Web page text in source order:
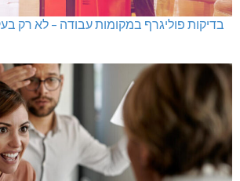
בדיקות פוליגרף במקומות עבודה – לא רק